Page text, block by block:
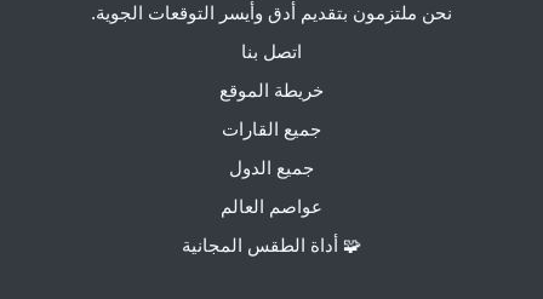
نحن ملتزمون بتقديم أدق وأيسر التوقعات الجوية.
اتصل بنا
خريطة الموقع
جميع القارات
جميع الدول
عواصم العالم
🧩 أداة الطقس المجانية